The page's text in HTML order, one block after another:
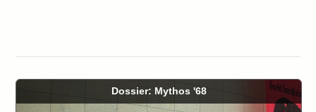
Dossier: Mythos '68